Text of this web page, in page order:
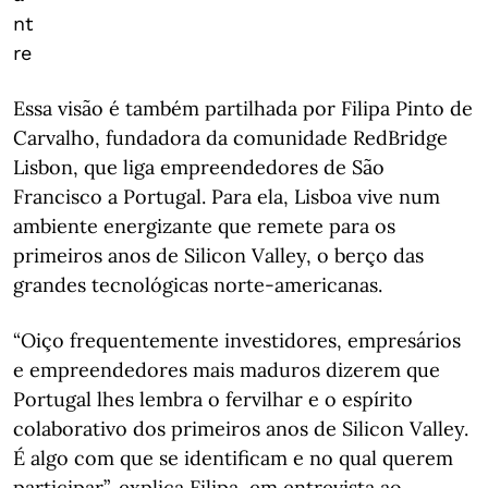
nt
re
Essa visão é também partilhada por Filipa Pinto de
Carvalho, fundadora da comunidade RedBridge
Lisbon, que liga empreendedores de São
Francisco a Portugal. Para ela, Lisboa vive num
ambiente energizante que remete para os
primeiros anos de Silicon Valley, o berço das
grandes tecnológicas norte-americanas.
“Oiço frequentemente investidores, empresários
e empreendedores mais maduros dizerem que
Portugal lhes lembra o fervilhar e o espírito
colaborativo dos primeiros anos de Silicon Valley.
É algo com que se identificam e no qual querem